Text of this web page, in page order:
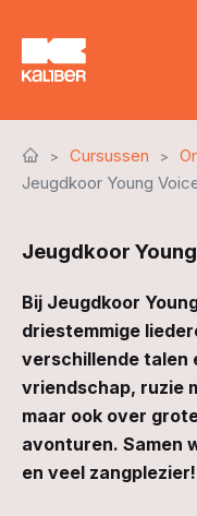
Scholen
Nieuws & Agenda
Contact
Cursussen
Jeugdkoor Young
Jeugdkoor
Bij Jeugdkoor
driestemmige
verschillende talen
vriendschap, ruzie
maar ook over
avonturen. Samen
en veel zangplezier!